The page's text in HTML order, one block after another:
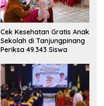
Cek Kesehatan Gratis Anak
Sekolah di Tanjungpinang
Periksa 49.343 Siswa